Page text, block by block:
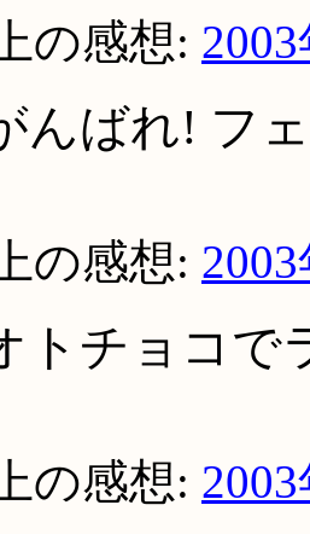
の感想:
んばれ! フ
の感想:
トチョコで
の感想: